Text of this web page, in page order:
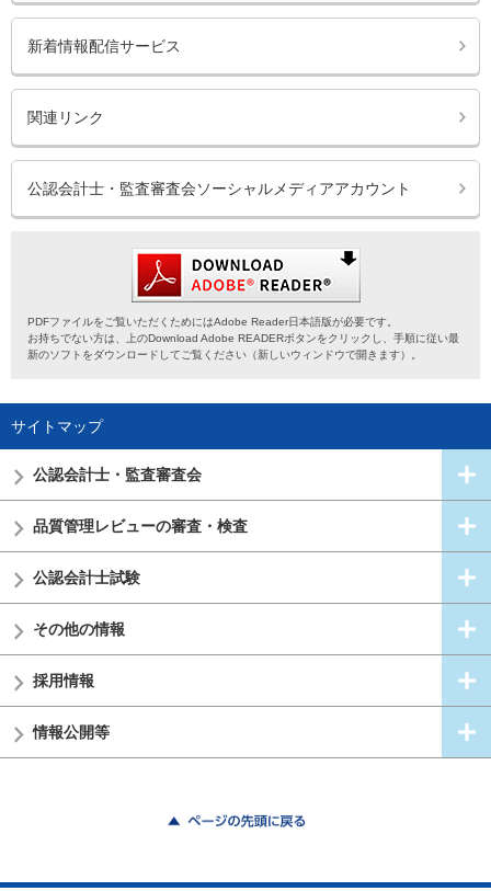
新着情報配信サービス
関連リンク
公認会計士・監査審査会ソーシャルメディアアカウント
PDFファイルをご覧いただくためにはAdobe Reader日本語版が必要です。
お持ちでない方は、上のDownload Adobe READERボタンをクリックし、手順に従い最
新のソフトをダウンロードしてご覧ください（新しいウィンドウで開きます）。
サイトマップ
公認会計士・ 監査審査会
品質管理レビューの審査・検査
公認会計士試験
その他の情報
採用情報
情報公開等